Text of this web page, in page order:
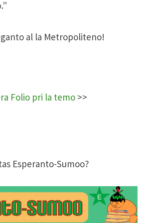
al la Metropoliteno!
Folio pri la temo>>
Esperanto-Sumoo?